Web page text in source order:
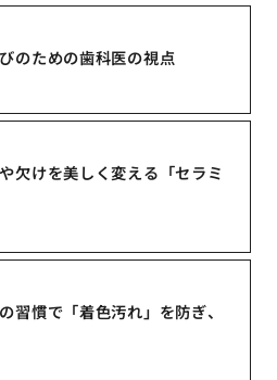
のための歯科医の視点
欠けを美しく変える「セラミ
慣で「着色汚れ」を防ぎ、